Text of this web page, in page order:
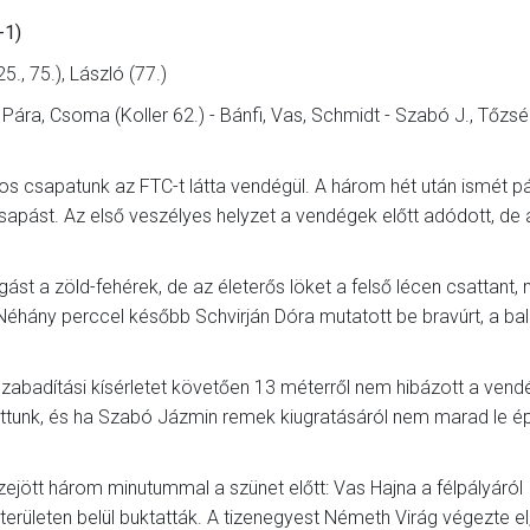
1)
75.), László (77.)
Csoma (Koller 62.) - Bánfi, Vas, Schmidt - Szabó J.,
csapatunk az FTC-t látta vendégül. A három hét után ismét
Az első veszélyes helyzet a vendégek előtt adódott, de
a zöld-fehérek, de az életerős löket a felső lécen csattant,
perccel később Schvirján Dóra mutatott be bravúrt, a
kísérletet követően 13 méterről nem hibázott a
és ha Szabó Jázmin remek kiugratásáról nem marad le
három minutummal a szünet előtt: Vas Hajna a félpályáról
belül buktatták. A tizenegyest Németh Virág végezte